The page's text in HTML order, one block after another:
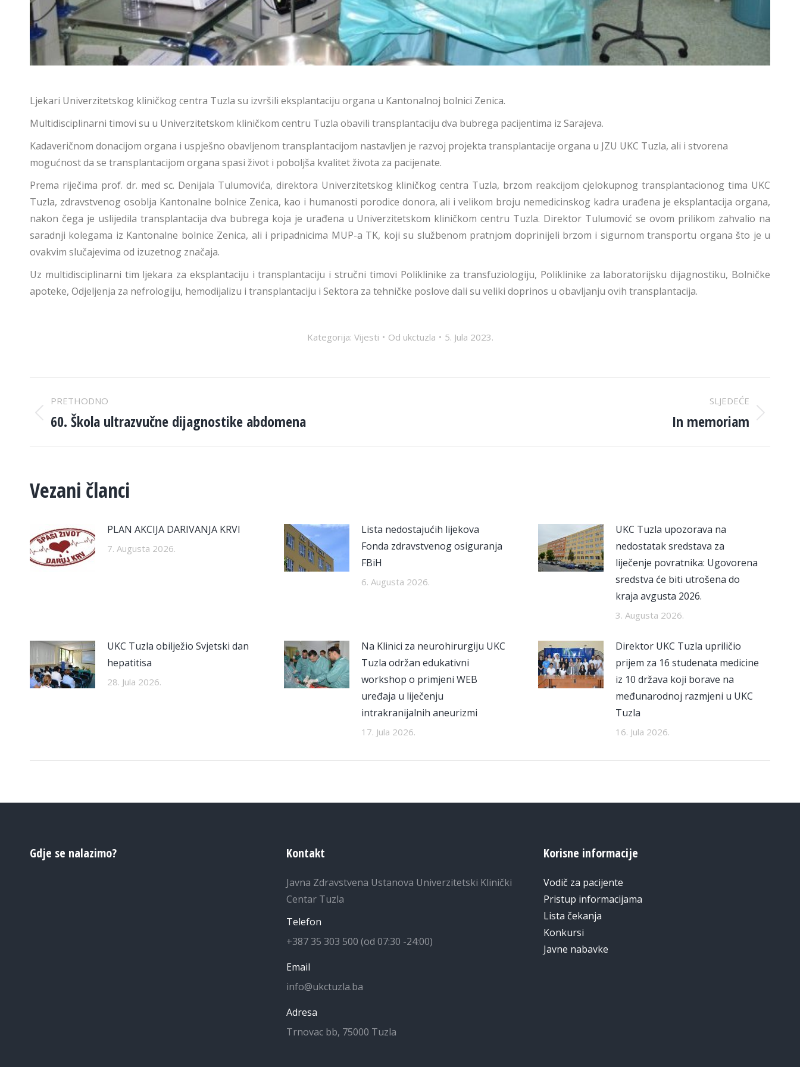
Ljekari Univerzitetskog kliničkog centra Tuzla su izvršili eksplantaciju organa u Kantonalnoj bolnici Zenica.
Multidisciplinarni timovi su u Univerzitetskom kliničkom centru Tuzla obavili transplantaciju dva bubrega pacijentima iz Sarajeva.
Kadaveričnom donacijom organa i uspješno obavljenom transplantacijom nastavljen je razvoj projekta transplantacije organa u JZU UKC Tuzla, ali i stvorena
mogućnost da se transplantacijom organa spasi život i poboljša kvalitet života za pacijenate.
Prema riječima prof. dr. med sc. Denijala Tulumovića, direktora Univerzitetskog kliničkog centra Tuzla, brzom reakcijom cjelokupnog transplantacionog tima UKC
Tuzla, zdravstvenog osoblja Kantonalne bolnice Zenica, kao i humanosti porodice donora, ali i velikom broju nemedicinskog kadra urađena je eksplantacija organa,
nakon čega je uslijedila transplantacija dva bubrega koja je urađena u Univerzitetskom kliničkom centru Tuzla. Direktor Tulumović se ovom prilikom zahvalio na
saradnji kolegama iz Kantonalne bolnice Zenica, ali i pripadnicima MUP-a TK, koji su službenom pratnjom doprinijeli brzom i sigurnom transportu organa što je u
ovakvim slučajevima od izuzetnog značaja.
Uz multidisciplinarni tim ljekara za eksplantaciju i transplantaciju i stručni timovi Poliklinike za transfuziologiju, Poliklinike za laboratorijsku dijagnostiku, Bolničke
apoteke, Odjeljenja za nefrologiju, hemodijalizu i transplantaciju i Sektora za tehničke poslove dali su veliki doprinos u obavljanju ovih transplantacija.
Kategorija: Vijesti Od ukctuzla 5. Jula 2023.
POST
NAVIGATION
PRETHODNO
Previous
60. Škola ultrazvučne dijagnostike abdomena
SLJEDEĆE
In memoriam
Vezani članci
PLAN AKCIJA DARIVANJA KRVI
7. Augusta 2026.
Lista nedostajućih lijekova
Fonda zdravstvenog osiguranja
FBiH
6. Augusta 2026.
UKC Tuzla upozorava na
nedostatak sredstava za
liječenje povratnika: Ugovorena
sredstva će biti utrošena do
kraja avgusta 2026.
3. Augusta 2026.
UKC Tuzla obilježio Svjetski dan
hepatitisa
28. Jula 2026.
Na Klinici za neurohirurgiju UKC
Tuzla održan edukativni
workshop o primjeni WEB
uređaja u liječenju
intrakranijalnih aneurizmi
17. Jula 2026.
Direktor UKC Tuzla upriličio
prijem za 16 studenata medicine
iz 10 država koji borave na
međunarodnoj razmjeni u UKC
Tuzla
16. Jula 2026.
Gdje se nalazimo? Kontakt
Javna Zdravstvena Ustanova Univerzitetski Klinički
Centar Tuzla
Telefon
+387 35 303 500 (od 07:30 -24:00)
Email
info@ukctuzla.ba
Adresa
Trnovac bb, 75000 Tuzla
Korisne informacije
Vodič za pacijente
Pristup informacijama
Lista čekanja
Konkursi
Javne nabavke